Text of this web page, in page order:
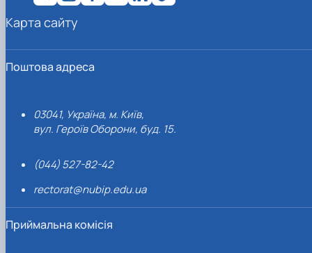
Поштова адреса
03041, Україна, м. Київ,
вул. Героїв Оборони, буд. 15.
(044) 527-82-42
rectorat@nubip.edu.ua
Приймальна комісія
Карта сайту